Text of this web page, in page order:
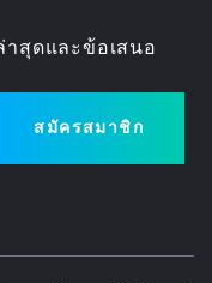
าสุดและข้อเสนอ
สมัครสมาชิก